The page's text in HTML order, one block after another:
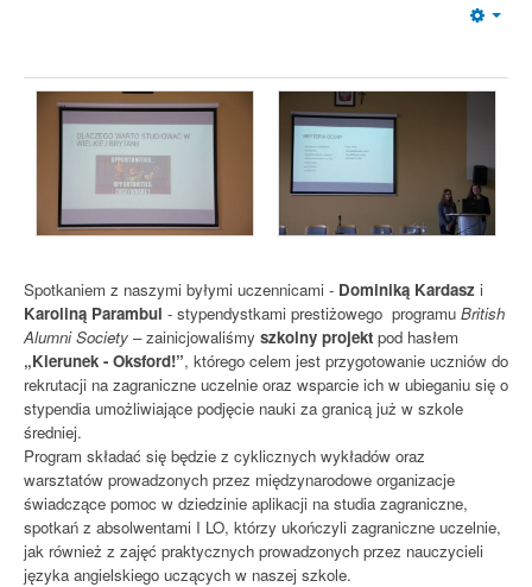
Spotkaniem z naszymi byłymi uczennicami - Dominiką Kardasz i
Karoliną Parambul - stypendystkami prestiżowego programu British
Alumni Society – zainicjowaliśmy szkolny projekt pod hasłem
„Kierunek - Oksford!”, którego celem jest przygotowanie uczniów do
rekrutacji na zagraniczne uczelnie oraz wsparcie ich w ubieganiu się o
stypendia umożliwiające podjęcie nauki za granicą już w szkole
średniej.
Program składać się będzie z cyklicznych wykładów oraz
warsztatów prowadzonych przez międzynarodowe organizacje
świadczące pomoc w dziedzinie aplikacji na studia zagraniczne,
spotkań z absolwentami I LO, którzy ukończyli zagraniczne uczelnie,
jak również z zajęć praktycznych prowadzonych przez nauczycieli
języka angielskiego uczących w naszej szkole.